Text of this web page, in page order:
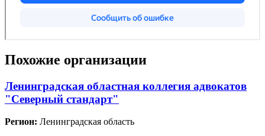
Похожие организации
Ленинградская областная коллегия адвокатов
"Северный стандарт"
Регион: Ленинградская область